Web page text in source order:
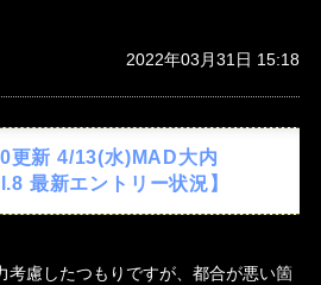
2022年03月31日 15:18
更新 4/13(水)MAD大内
最新エントリー状況】
考慮したつもりですが、都合が悪い箇